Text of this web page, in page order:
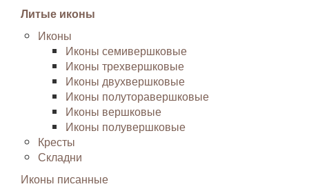
Литые иконы
Иконы
Иконы семивершковые
Иконы трехвершковые
Иконы двухвершковые
Иконы полуторавершковые
Иконы вершковые
Иконы полувершковые
Кресты
Складни
Иконы писанные